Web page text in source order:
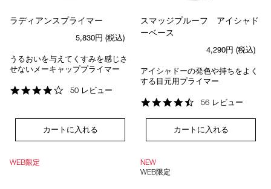
ラディアンスプライマー
5,830円 (税込)
うるおいを与えてくすみを感じさ
せないメーキャッププライマー
4.2
50 レビュー
カートに入れる
スマッジプルーフ アイシャド
ーベース
4,290円 (税込)
アイシャドーの発色や持ちをよく
する目元用プライマー
4.7
rating
56 レビュー
カートに入れる
WEB限定
NEW
WEB限定